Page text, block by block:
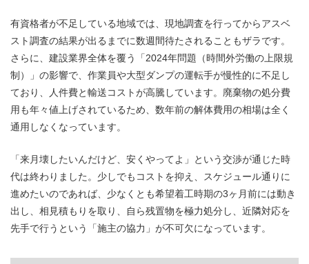
有資格者が不足している地域では、現地調査を行ってからアスベ
スト調査の結果が出るまでに数週間待たされることもザラです。
さらに、建設業界全体を覆う「2024年問題（時間外労働の上限規
制）」の影響で、作業員や大型ダンプの運転手が慢性的に不足し
ており、人件費と輸送コストが高騰しています。廃棄物の処分費
用も年々値上げされているため、数年前の解体費用の相場は全く
通用しなくなっています。
「来月壊したいんだけど、安くやってよ」という交渉が通じた時
代は終わりました。少しでもコストを抑え、スケジュール通りに
進めたいのであれば、少なくとも希望着工時期の3ヶ月前には動き
出し、相見積もりを取り、自ら残置物を極力処分し、近隣対応を
先手で行うという「施主の協力」が不可欠になっています。